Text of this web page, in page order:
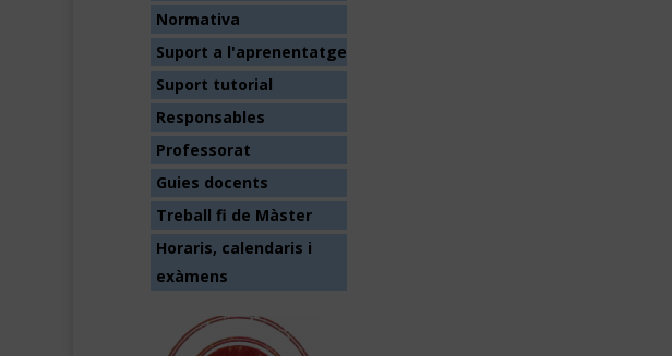
Normativa
Suport a l'aprenentatge
Suport tutorial
Responsables
Professorat
Guies docents
Treball fi de Màster
Horaris, calendaris i
exàmens